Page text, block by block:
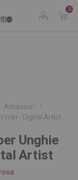
0
Accessori
min - Digital Artist
Unghie
Artist